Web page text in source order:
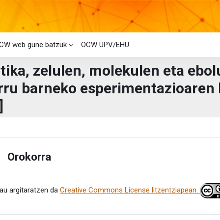
web gune batzuk OCW UPV/EHU
zelulen, molekulen eta
barneko
bloke nagusiak
laburpena
Orokorra
argitaratzen daCreative Commons License litzentziapean.